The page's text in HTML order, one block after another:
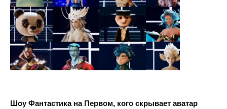
Шоу Фантастика на Первом, кого скрывает аватар